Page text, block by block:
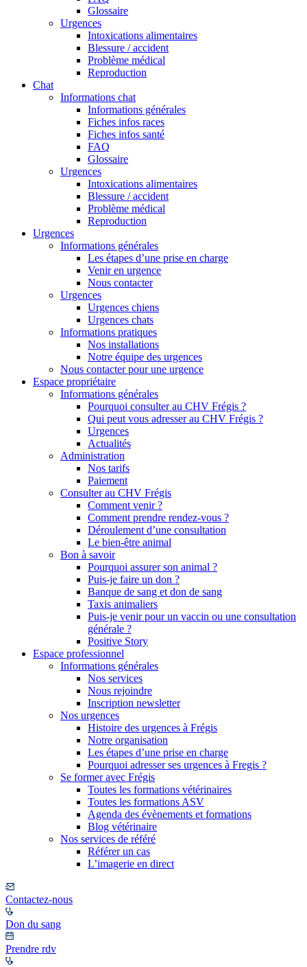
Glossaire
Urgences
Intoxications alimentaires
Blessure / accident
Problème médical
Reproduction
Chat
Informations chat
Informations générales
Fiches infos races
Fiches infos santé
FAQ
Glossaire
Urgences
Intoxications alimentaires
Blessure / accident
Problème médical
Reproduction
Urgences
Informations générales
Les étapes d’une prise en charge
Venir en urgence
Nous contacter
Urgences
Urgences chiens
Urgences chats
Informations pratiques
Nos installations
Notre équipe des urgences
Nous contacter pour une urgence
Espace propriétaire
Informations générales
Pourquoi consulter au CHV Frégis ?
Qui peut vous adresser au CHV Frégis ?
Urgences
Actualités
Administration
Nos tarifs
Paiement
Consulter au CHV Frégis
Comment venir ?
Comment prendre rendez-vous ?
Déroulement d’une consultation
Le bien-être animal
Bon à savoir
Pourquoi assurer son animal ?
Puis-je faire un don ?
Banque de sang et don de sang
Taxis animaliers
Puis-je venir pour un vaccin ou une consultation
générale ?
Positive Story
Espace professionnel
Informations générales
Nos services
Nous rejoindre
Inscription newsletter
Nos urgences
Histoire des urgences à Frégis
Notre organisation
Les étapes d’une prise en charge
Pourquoi adresser ses urgences à Fregis ?
Se former avec Frégis
Toutes les formations vétérinaires
Toutes les formations ASV
Agenda des évènements et formations
Blog vétérinaire
Nos services de référé
Référer un cas
L’imagerie en direct
Contactez-nous
Don du sang
Prendre rdv